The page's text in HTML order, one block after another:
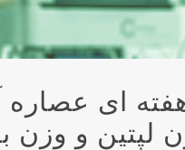
تأثير تيمار ۴
و وزن